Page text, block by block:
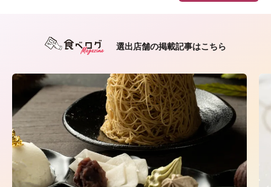
選出店舗の掲載記事はこちら